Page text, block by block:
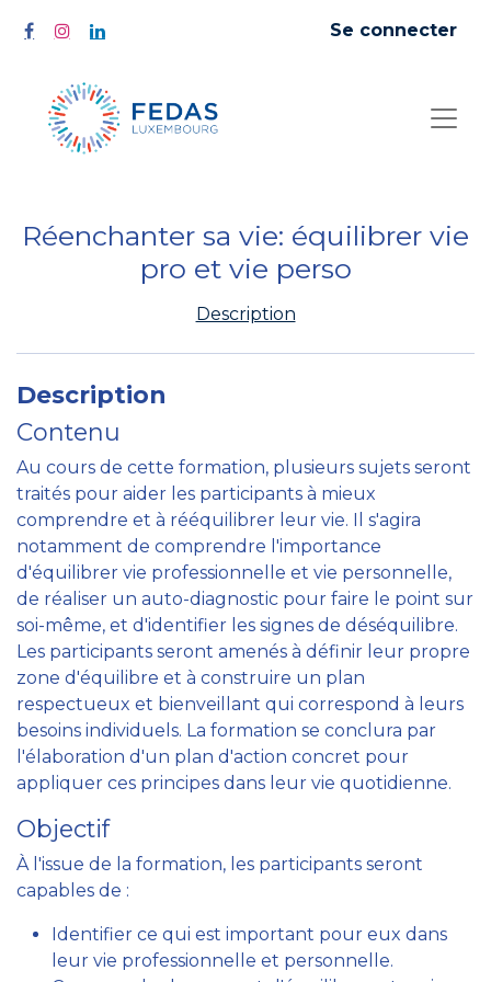
Se connecter
Réenchanter sa vie: équilibrer vie
pro et vie perso
Description
Description
Contenu
Au cours de cette formation, plusieurs sujets seront
traités pour aider les participants à mieux
comprendre et à rééquilibrer leur vie. Il s'agira
notamment de comprendre l'importance
d'équilibrer vie professionnelle et vie personnelle,
de réaliser un auto-diagnostic pour faire le point sur
soi-même, et d'identifier les signes de déséquilibre.
Les participants seront amenés à définir leur propre
zone d'équilibre et à construire un plan
respectueux et bienveillant qui correspond à leurs
besoins individuels. La formation se conclura par
l'élaboration d'un plan d'action concret pour
appliquer ces principes dans leur vie quotidienne.
Objectif
À l'issue de la formation, les participants seront
capables de :
Identifier ce qui est important pour eux dans
leur vie professionnelle et personnelle.